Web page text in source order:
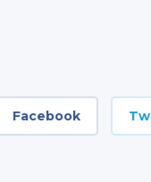
Facebook